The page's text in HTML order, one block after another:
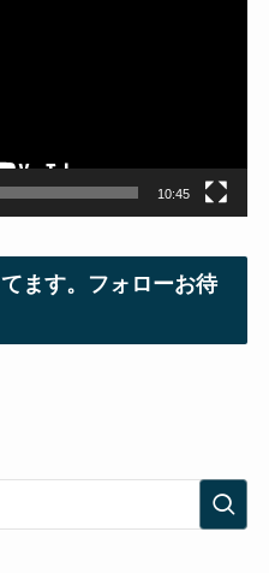
10:45
ます。フォローお待